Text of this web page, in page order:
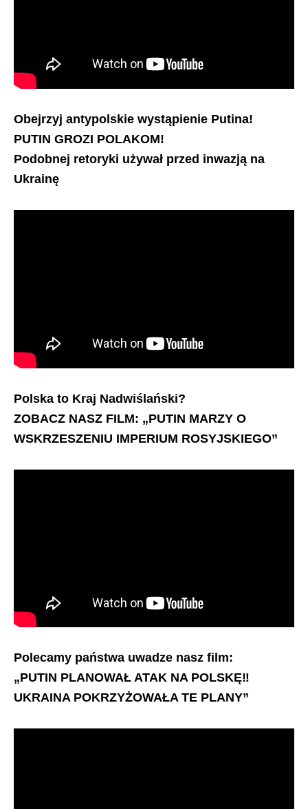
Obejrzyj antypolskie wystąpienie Putina!
PUTIN GROZI POLAKOM!
Podobnej retoryki używał przed inwazją na
Ukrainę
Polska to Kraj Nadwiślański?
ZOBACZ NASZ FILM: „PUTIN MARZY O
WSKRZESZENIU IMPERIUM ROSYJSKIEGO”
Polecamy państwa uwadze nasz film:
„PUTIN PLANOWAŁ ATAK NA POLSKĘ‼️
UKRAINA POKRZYŻOWAŁA TE PLANY”